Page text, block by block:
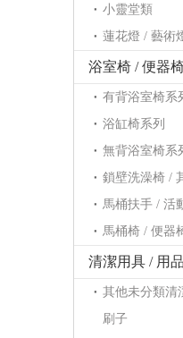
小靈堂類
蓮花燈 / 藝術
浴室椅 / 便器
有背浴室椅系
浴缸椅系列
無背浴室椅系
鎖壁洗澡椅 /
馬桶椅 / 便器
清潔用具 / 用品
其他未分類清
刷子